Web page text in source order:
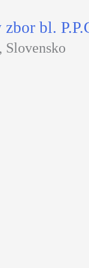
bl.
Slovensko